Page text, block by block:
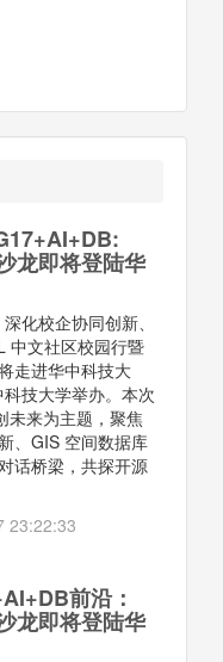
龙即将登陆华
化校企协同创新、
中文社区校园行暨
走进华中科技大
技大学举办。本次
未来为主题，聚焦
、GIS 空间数据库
话桥梁，共探开源
23:22:33
前沿：
龙即将登陆华